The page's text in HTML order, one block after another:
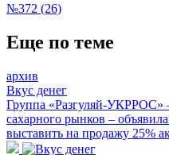
№372 (26)
Еще по теме
архив
Вкус денег
Группа «Разгуляй-УКРРОС»
сахарного рынков –
выставить на продажу 25%